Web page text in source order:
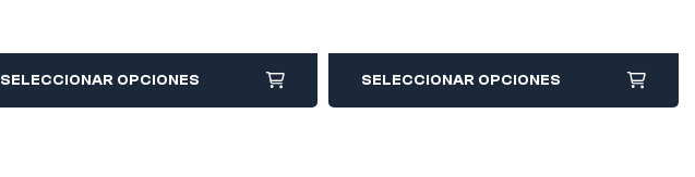
SELECCIONAR OPCIONES SELECCIONAR OPCIONES